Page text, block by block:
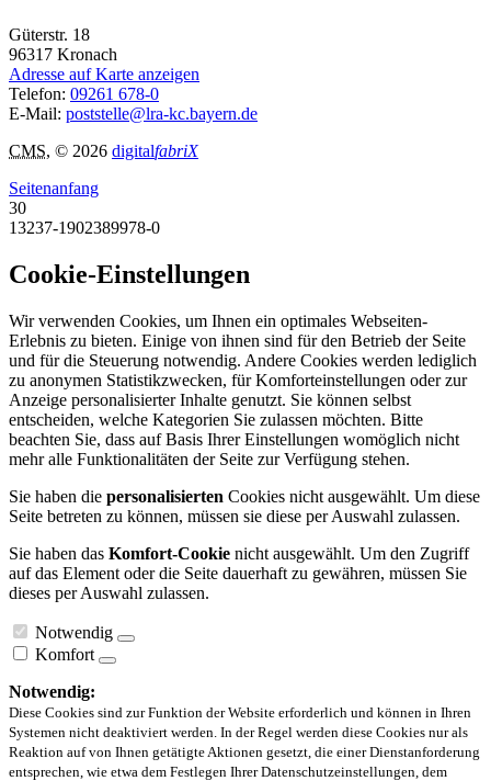
Güterstr. 18
96317 Kronach
Adresse auf Karte anzeigen
Telefon: 09261 678-0
E-Mail: poststelle@lra-kc.bayern.de
CMS, © 2026 digitalfabriX
Seitenanfang
30
13237-1902389978-0
Cookie-Einstellungen
Wir verwenden Cookies, um Ihnen ein optimales Webseiten-
Erlebnis zu bieten. Einige von ihnen sind für den Betrieb der Seite
und für die Steuerung notwendig. Andere Cookies werden lediglich
zu anonymen Statistikzwecken, für Komforteinstellungen oder zur
Anzeige personalisierter Inhalte genutzt. Sie können selbst
entscheiden, welche Kategorien Sie zulassen möchten. Bitte
beachten Sie, dass auf Basis Ihrer Einstellungen womöglich nicht
mehr alle Funktionalitäten der Seite zur Verfügung stehen.
Sie haben die personalisierten Cookies nicht ausgewählt. Um diese
Seite betreten zu können, müssen sie diese per Auswahl zulassen.
Sie haben das Komfort-Cookie nicht ausgewählt. Um den Zugriff
auf das Element oder die Seite dauerhaft zu gewähren, müssen Sie
dieses per Auswahl zulassen.
Notwendig
Komfort
Notwendig:
Diese Cookies sind zur Funktion der Website erforderlich und können in Ihren
Systemen nicht deaktiviert werden. In der Regel werden diese Cookies nur als
Reaktion auf von Ihnen getätigte Aktionen gesetzt, die einer Dienstanforderung
entsprechen, wie etwa dem Festlegen Ihrer Datenschutzeinstellungen, dem